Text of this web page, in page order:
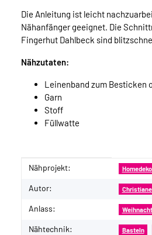
Die Anleitung ist leicht
Nähanfänger geeignet. Die
Fingerhut Dahlbeck sind
Nähzutaten:
Leinenband zum Besticken
Garn
Stoff
Füllwatte
Produkteigenschaft
Wert
Nähprojekt:
Autor:
Anlass:
Nähtechnik: Basteln